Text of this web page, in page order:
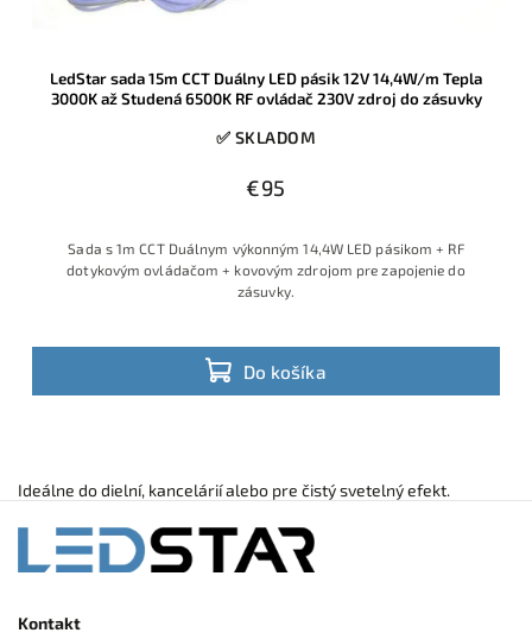
LedStar sada 15m CCT Duálny LED pásik 12V 14,4W/m Tepla
3000K až Studená 6500K RF ovládač 230V zdroj do zásuvky
✅ SKLADOM
€95
Do košíka
Sada s 1m CCT Duálnym výkonným 14,4W LED pásikom + RF
dotykovým ovládačom + kovovým zdrojom pre zapojenie do
zásuvky.
Ideálne do dielní, kancelárií alebo pre čistý svetelný efekt.
Kontakt